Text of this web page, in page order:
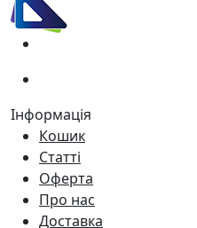
Інформація
Кошик
Статті
Оферта
Про нас
Доставка